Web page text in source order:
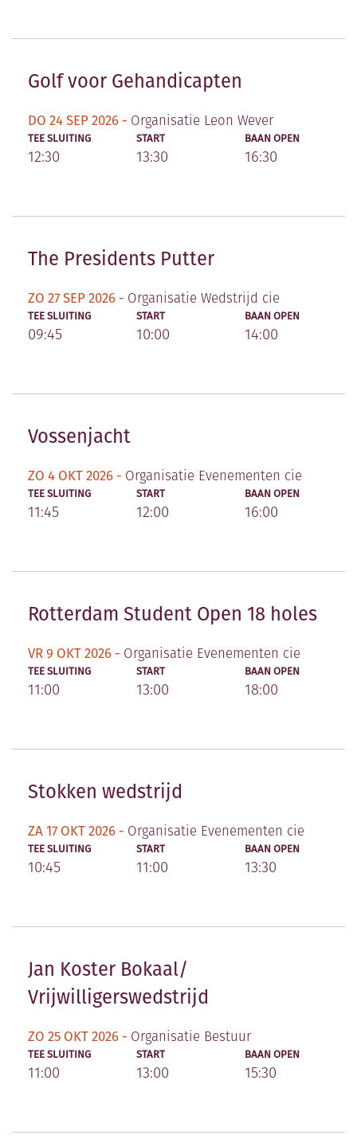
Golf voor Gehandicapten
DO 24 SEP 2026 - Organisatie Leon Wever
TEE SLUITING
12:30
START
13:30
BAAN OPEN
16:30
The Presidents Putter
ZO 27 SEP 2026 - Organisatie Wedstrijd cie
TEE SLUITING
09:45
START
10:00
BAAN OPEN
14:00
Vossenjacht
ZO 4 OKT 2026 - Organisatie Evenementen cie
TEE SLUITING
11:45
START
12:00
BAAN OPEN
16:00
Rotterdam Student Open 18 holes
VR 9 OKT 2026 - Organisatie Evenementen cie
TEE SLUITING
11:00
START
13:00
BAAN OPEN
18:00
Stokken wedstrijd
ZA 17 OKT 2026 - Organisatie Evenementen cie
TEE SLUITING
10:45
START
11:00
BAAN OPEN
13:30
Jan Koster Bokaal/
Vrijwilligerswedstrijd
ZO 25 OKT 2026 - Organisatie Bestuur
TEE SLUITING
11:00
START
13:00
BAAN OPEN
15:30